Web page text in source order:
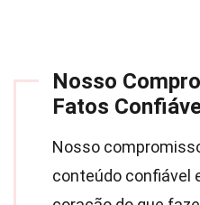
Nosso
Fatos
Nosso
conteúdo confiável